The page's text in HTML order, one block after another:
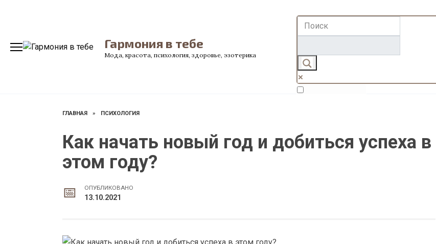
Гармония в тебе
Мода, красота, психология, здоровье, эзотерика
Search in content
ГЛАВНАЯ » ПСИХОЛОГИЯ
Как начать новый год и добиться успеха в
этом году?
ОПУБЛИКОВАНО
13.10.2021